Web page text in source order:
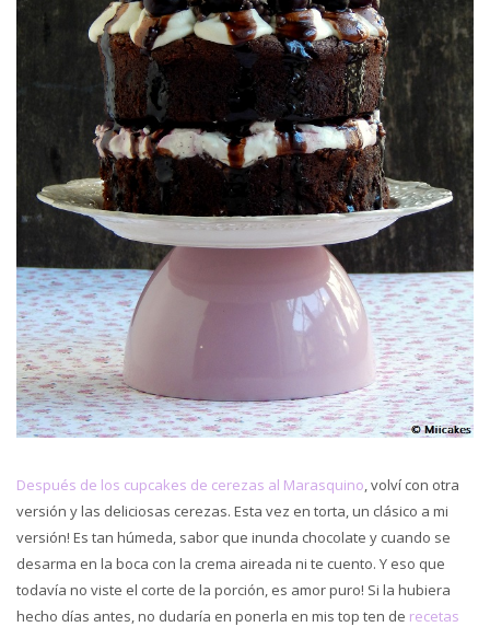
Después de los cupcakes de cerezas al Marasquino , volví con otra
versión y las deliciosas cerezas. Esta vez en torta, un clásico a mi
versión! Es tan húmeda, sabor que inunda chocolate y cuando se
desarma en la boca con la crema aireada ni te cuento. Y eso que
todavía no viste el corte de la porción, es amor puro! Si la hubiera
hecho días antes, no dudaría en ponerla en mis top ten de recetas